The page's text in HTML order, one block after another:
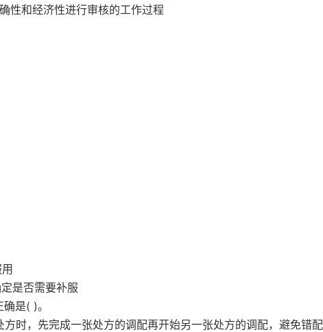
性和经济性进行审核的工作过程
是否需要补服
是( )。
时，先完成一张处方的调配再开始另一张处方的调配，避免错